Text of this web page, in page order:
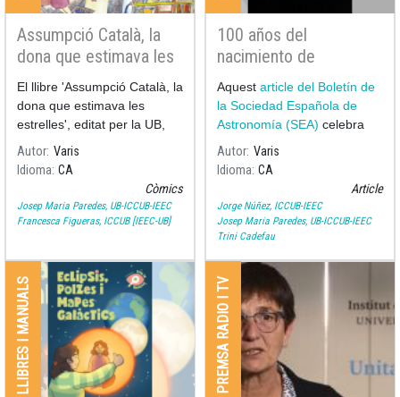
Assumpció Català, la
dona que estimava les
estrelles
El llibre 'Assumpció Català, la
dona que estimava les
estrelles', editat per la UB,
escrit per Ramon Dilla (UB) i
il·lustrat per Pilarín Bayés,
recull els moments més
significatius de la vida i la
Autor Varis
Idioma CA
Còmics
Josep Maria Paredes, UB-ICCUB-IEEC
Francesca Figueras, ICCUB [IEEC-UB]
100 años del
nacimiento de
Assumpció Català i
Poch al 53è Boletín de
la Sociedad Española
de Astronomía
Aquest article del Boletín de
la Sociedad Española de
Astronomía (SEA) celebra
els 100 anys del naixement
Autor Varis
Idioma CA
Article
Jorge Núñez, ICCUB-IEEC
Josep Maria Paredes, UB-ICCUB-IEEC
Trini Cadefau
LLIBRES I MANUALS PREMSA RADIO I TV